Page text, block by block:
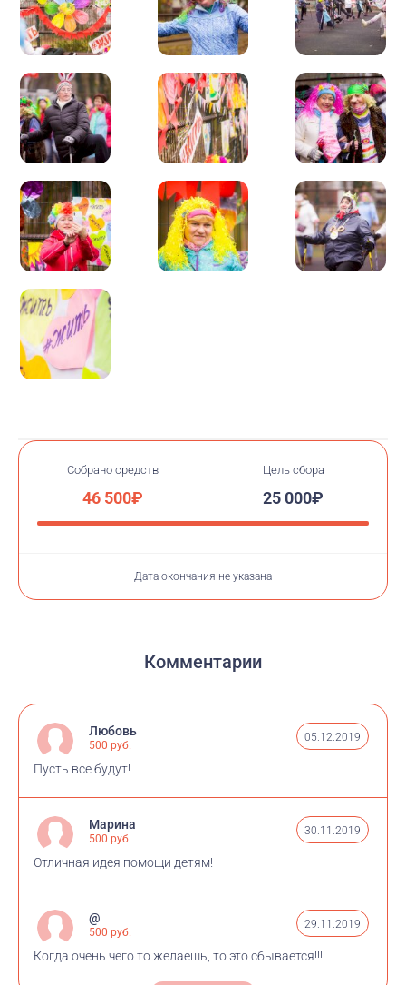
Собрано средств
46 500₽
Цель сбора
25 000₽
Дата окончания не указана
Комментарии
Любовь
500 руб.
05.12.2019
Пусть все будут!
Марина
500 руб.
30.11.2019
Отличная идея помощи детям!
@
500 руб.
29.11.2019
Когда очень чего то желаешь, то это сбывается!!!